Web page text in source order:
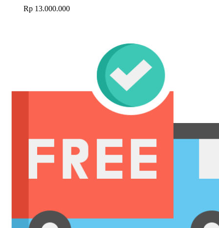
Rp 13.000.000